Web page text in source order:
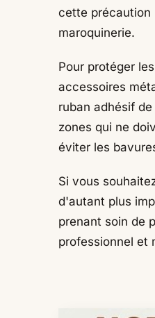
cette précaution
maroquinerie.
Pour protéger
accessoires
ruban adhésif
zones qui ne
éviter les
Si vous
d'autant plus
prenant soin de
professionnel et